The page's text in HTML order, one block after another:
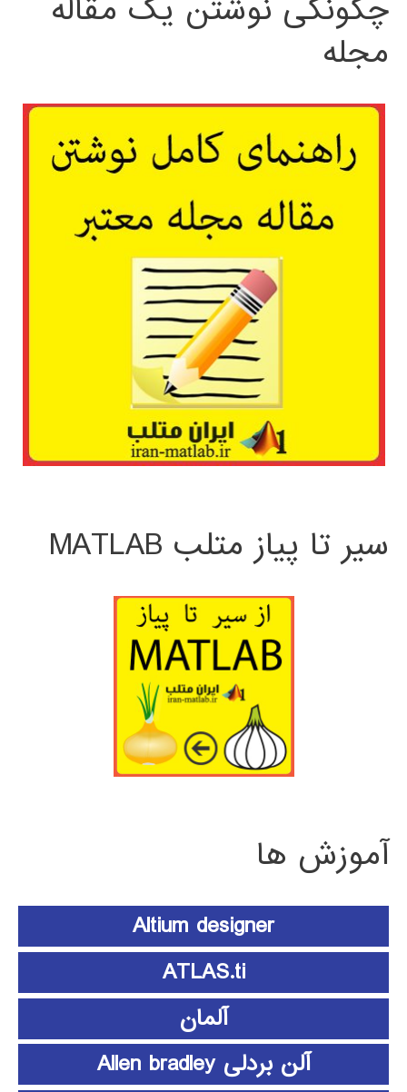
چگونگی نوشتن یک مقاله
مجله
سیر تا پیاز متلب MATLAB
آموزش ها
Altium designer
ATLAS.ti
آلمان
آلن بردلی Allen bradley